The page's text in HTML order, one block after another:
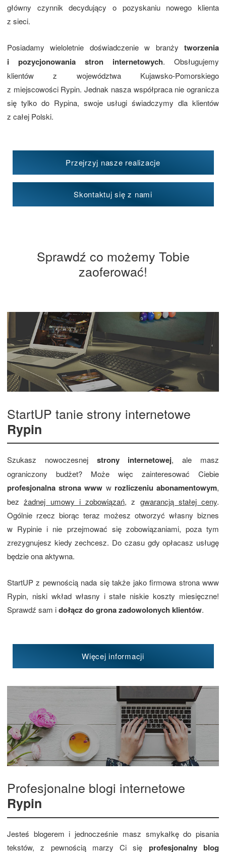
główny czynnik decydujący o pozyskaniu nowego klienta
z sieci.
Posiadamy wieloletnie doświadczenie w branży tworzenia
i pozycjonowania stron internetowych. Obsługujemy
klientów z województwa Kujawsko-Pomorskiego
z miejscowości Rypin. Jednak nasza współpraca nie ogranicza
się tylko do Rypina, swoje usługi świadczymy dla klientów
z całej Polski.
Przejrzyj nasze realizacje
Skontaktuj się z nami
Sprawdź co możemy Tobie
zaoferować!
StartUP tanie strony internetowe
Rypin
Szukasz nowoczesnej strony internetowej, ale masz
ograniczony budżet? Może więc zainteresować Ciebie
profesjonalna strona www w rozliczeniu abonamentowym,
bezżadnej umowy i zobowiązań, z gwarancją stałej ceny.
Ogólnie rzecz biorąc teraz możesz otworzyć własny biznes
w Rypinie i nie przejmować się zobowiązaniami, poza tym
zrezygnujesz kiedy zechcesz. Do czasu gdy opłacasz usługę
będzie ona aktywna.
StartUP z pewnością nada się także jako firmowa strona www
Rypin, niski wkład własny i stałe niskie koszty miesięczne!
Sprawdź sam idołącz do grona zadowolonych klientów.
Więcej informacji
Profesjonalne blogi internetowe
Rypin
Jesteś blogerem i jednocześnie masz smykałkę do pisania
tekstów, z pewnością marzy Ci się profesjonalny blog